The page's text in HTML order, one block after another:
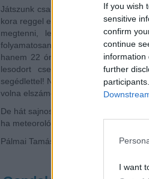
If you wish
sensitive
confirm
continue
information
further
I want
Játszunk csak el a gondolattal, hogy
kora reggel elhangzó időbeni
megtenni, legalább azonnal
folyamatosan tájékoztatják arról,
hanem 22 órakor kezdődik! Addig
lesodort cserepek között
segédlettel! Nos, ebben az esetben
volna elszámolni a családoknak.
De hát sajnos – kicsit elferdítve a
ha meteorológus!
Pálmai Tamás,